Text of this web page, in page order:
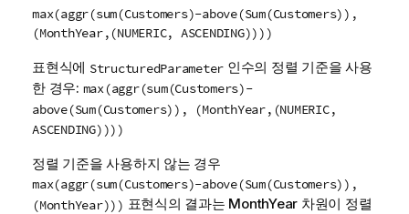
max(aggr(sum(Customers)-above(Sum(Customers)),
(MonthYear,(NUMERIC, ASCENDING))))
표현식에 StructuredParameter 인수의 정렬 기준을 사용
한 경우: max(aggr(sum(Customers)-
above(Sum(Customers)), (MonthYear,(NUMERIC,
ASCENDING))))
정렬 기준을 사용하지 않는 경우
max(aggr(sum(Customers)-above(Sum(Customers)),
(MonthYear))) 표현식의 결과는 MonthYear 차원이 정렬